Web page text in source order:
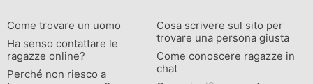
Come trovare un uomo
Ha senso contattare le
ragazze online?
Perché non riesco a
Cosa scrivere sul sito per
trovare una persona giusta
Come conoscere ragazze in
chat